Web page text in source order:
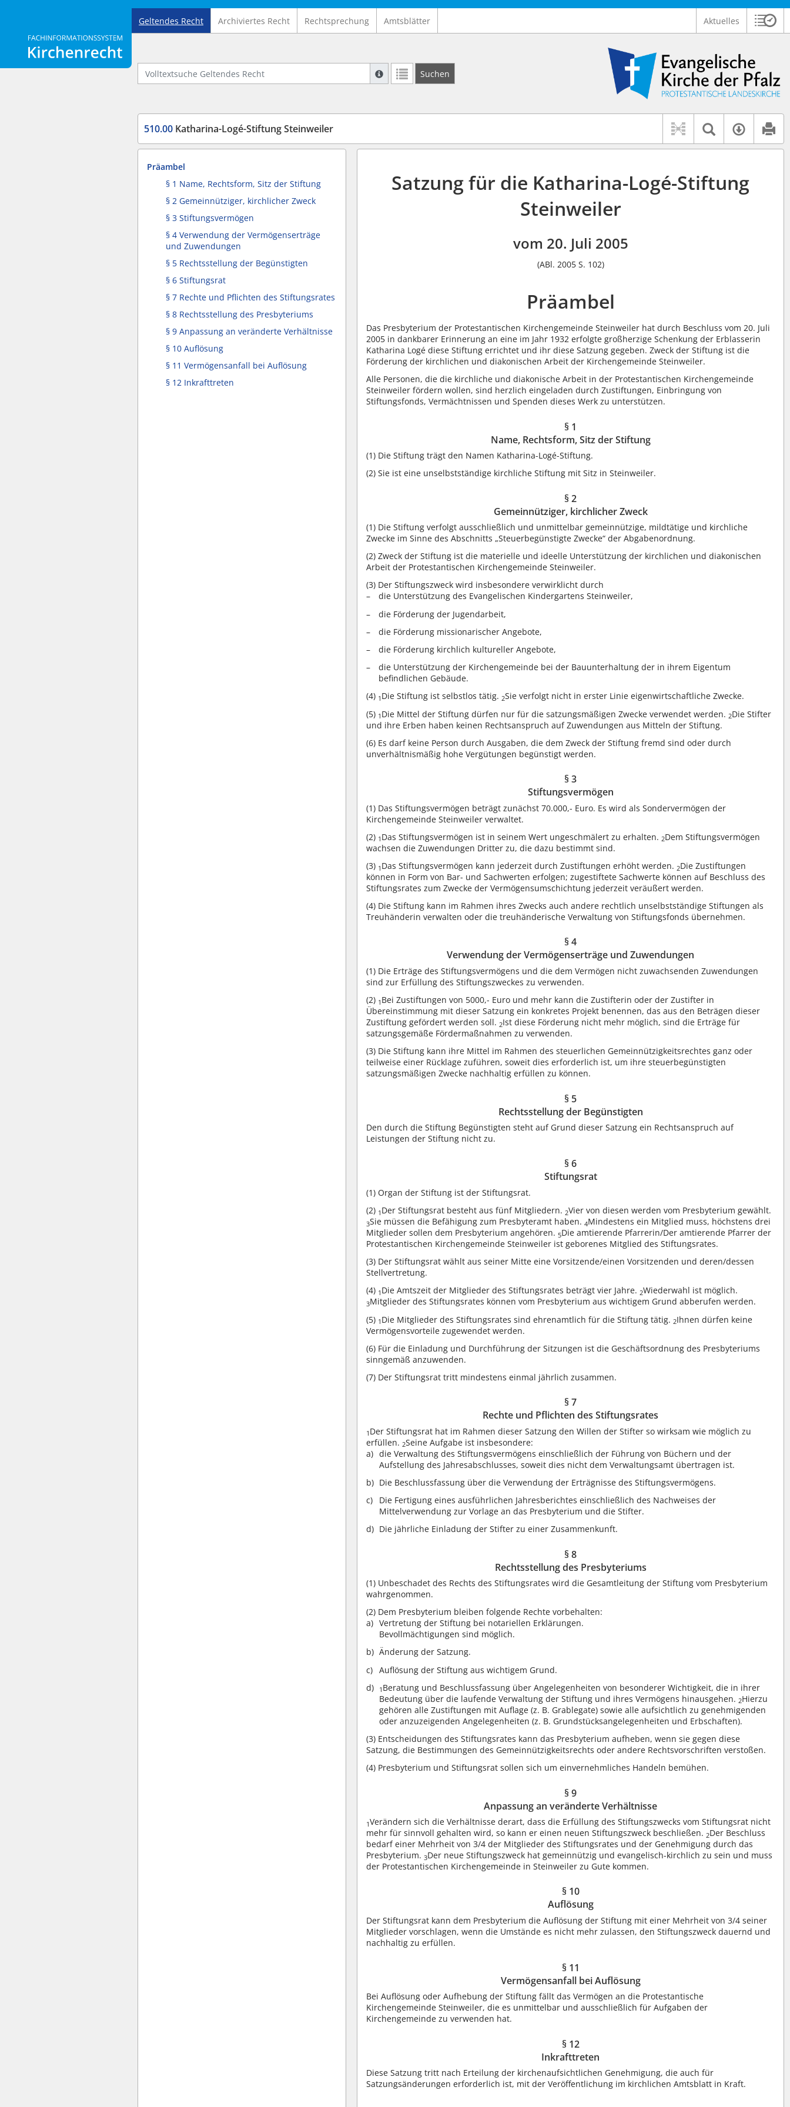
Logo Fachinformationssystem Kirchenrecht
Geltendes Recht Archiviertes Recht Rechtsprechung Amtsblätter Aktuelles
Volltextsuche Geltendes Recht
Suche mit Platzhalter "*", Bsp. Pfarrer*, findet auch: "Pfarrerinitiative" oder "Pfarrerausschuss".
Suchen
Logo Ev. Kirche der Pfalz
510.00 Katharina-Logé-Stiftung Steinweiler Textsuche
Präambel
§ 1 Name, Rechtsform, Sitz der Stiftung
§ 2 Gemeinnütziger, kirchlicher Zweck
§ 3 Stiftungsvermögen
§ 4 Verwendung der Vermögenserträge
und Zuwendungen
§ 5 Rechtsstellung der Begünstigten
§ 6 Stiftungsrat
§ 7 Rechte und Pflichten des Stiftungsrates
§ 8 Rechtsstellung des Presbyteriums
§ 9 Anpassung an veränderte Verhältnisse
§ 10 Auflösung
§ 11 Vermögensanfall bei Auflösung
§ 12 Inkrafttreten
Satzung für die Katharina-Logé-Stiftung
Steinweiler
vom 20. Juli 2005
(ABl. 2005 S. 102)
Präambel
Das Presbyterium der Protestantischen Kirchengemeinde Steinweiler hat durch Beschluss vom 20. Juli
2005 in dankbarer Erinnerung an eine im Jahr 1932 erfolgte großherzige Schenkung der Erblasserin
Katharina Logé diese Stiftung errichtet und ihr diese Satzung gegeben. Zweck der Stiftung ist die
Förderung der kirchlichen und diakonischen Arbeit der Kirchengemeinde Steinweiler.
Alle Personen, die die kirchliche und diakonische Arbeit in der Protestantischen Kirchengemeinde
Steinweiler fördern wollen, sind herzlich eingeladen durch Zustiftungen, Einbringung von
Stiftungsfonds, Vermächtnissen und Spenden dieses Werk zu unterstützen.
§ 1
Name, Rechtsform, Sitz der Stiftung
(1) Die Stiftung trägt den Namen Katharina-Logé-Stiftung.
(2) Sie ist eine unselbstständige kirchliche Stiftung mit Sitz in Steinweiler.
§ 2
Gemeinnütziger, kirchlicher Zweck
(1) Die Stiftung verfolgt ausschließlich und unmittelbar gemeinnützige, mildtätige und kirchliche
Zwecke im Sinne des Abschnitts „Steuerbegünstigte Zwecke“ der Abgabenordnung.
(2) Zweck der Stiftung ist die materielle und ideelle Unterstützung der kirchlichen und diakonischen
Arbeit der Protestantischen Kirchengemeinde Steinweiler.
(3) Der Stiftungszweck wird insbesondere verwirklicht durch
die Unterstützung des Evangelischen Kindergartens Steinweiler,
die Förderung der Jugendarbeit,
die Förderung missionarischer Angebote,
die Förderung kirchlich kultureller Angebote,
die Unterstützung der Kirchengemeinde bei der Bauunterhaltung der in ihrem Eigentum
befindlichen Gebäude.
(4) 1 Die Stiftung ist selbstlos tätig. 2Sie verfolgt nicht in erster Linie eigenwirtschaftliche Zwecke.
(5) 1 Die Mittel der Stiftung dürfen nur für die satzungsmäßigen Zwecke verwendet werden. 2Die Stifter
und ihre Erben haben keinen Rechtsanspruch auf Zuwendungen aus Mitteln der Stiftung.
(6) Es darf keine Person durch Ausgaben, die dem Zweck der Stiftung fremd sind oder durch
unverhältnismäßig hohe Vergütungen begünstigt werden.
§ 3
Stiftungsvermögen
(1) Das Stiftungsvermögen beträgt zunächst 70.000,- Euro. Es wird als Sondervermögen der
Kirchengemeinde Steinweiler verwaltet.
(2) 1 Das Stiftungsvermögen ist in seinem Wert ungeschmälert zu erhalten. 2Dem Stiftungsvermögen
wachsen die Zuwendungen Dritter zu, die dazu bestimmt sind.
(3) 1 Das Stiftungsvermögen kann jederzeit durch Zustiftungen erhöht werden. 2Die Zustiftungen
können in Form von Bar- und Sachwerten erfolgen; zugestiftete Sachwerte können auf Beschluss des
Stiftungsrates zum Zwecke der Vermögensumschichtung jederzeit veräußert werden.
(4) Die Stiftung kann im Rahmen ihres Zwecks auch andere rechtlich unselbstständige Stiftungen als
Treuhänderin verwalten oder die treuhänderische Verwaltung von Stiftungsfonds übernehmen.
§ 4
Verwendung der Vermögenserträge und Zuwendungen
(1) Die Erträge des Stiftungsvermögens und die dem Vermögen nicht zuwachsenden Zuwendungen
sind zur Erfüllung des Stiftungszweckes zu verwenden.
(2) 1 Bei Zustiftungen von 5000,- Euro und mehr kann die Zustifterin oder der Zustifter in
Übereinstimmung mit dieser Satzung ein konkretes Projekt benennen, das aus den Beträgen dieser
Zustiftung gefördert werden soll. 2Ist diese Förderung nicht mehr möglich, sind die Erträge für
satzungsgemäße Fördermaßnahmen zu verwenden.
(3) Die Stiftung kann ihre Mittel im Rahmen des steuerlichen Gemeinnützigkeitsrechtes ganz oder
teilweise einer Rücklage zuführen, soweit dies erforderlich ist, um ihre steuerbegünstigten
satzungsmäßigen Zwecke nachhaltig erfüllen zu können.
§ 5
Rechtsstellung der Begünstigten
Den durch die Stiftung Begünstigten steht auf Grund dieser Satzung ein Rechtsanspruch auf
Leistungen der Stiftung nicht zu.
§ 6
Stiftungsrat
(1) Organ der Stiftung ist der Stiftungsrat.
(2) 1 Der Stiftungsrat besteht aus fünf Mitgliedern. 2Vier von diesen werden vom Presbyterium gewählt.
3Sie müssen die Befähigung zum Presbyteramt haben.4Mindestens ein Mitglied muss, höchstens drei
Mitglieder sollen dem Presbyterium angehören. 5Die amtierende Pfarrerin/Der amtierende Pfarrer der
Protestantischen Kirchengemeinde Steinweiler ist geborenes Mitglied des Stiftungsrates.
(3) Der Stiftungsrat wählt aus seiner Mitte eine Vorsitzende/einen Vorsitzenden und deren/dessen
Stellvertretung.
(4) 1 Die Amtszeit der Mitglieder des Stiftungsrates beträgt vier Jahre. 2Wiederwahl ist möglich.
3Mitglieder des Stiftungsrates können vom Presbyterium aus wichtigem Grund abberufen werden.
(5) 1 Die Mitglieder des Stiftungsrates sind ehrenamtlich für die Stiftung tätig. 2Ihnen dürfen keine
Vermögensvorteile zugewendet werden.
(6) Für die Einladung und Durchführung der Sitzungen ist die Geschäftsordnung des Presbyteriums
sinngemäß anzuwenden.
(7) Der Stiftungsrat tritt mindestens einmal jährlich zusammen.
§ 7
Rechte und Pflichten des Stiftungsrates
1 Der Stiftungsrat hat im Rahmen dieser Satzung den Willen der Stifter so wirksam wie möglich zu
erfüllen. 2Seine Aufgabe ist insbesondere:
die Verwaltung des Stiftungsvermögens einschließlich der Führung von Büchern und der
Aufstellung des Jahresabschlusses, soweit dies nicht dem Verwaltungsamt übertragen ist.
Die Beschlussfassung über die Verwendung der Erträgnisse des Stiftungsvermögens.
Die Fertigung eines ausführlichen Jahresberichtes einschließlich des Nachweises der
Mittelverwendung zur Vorlage an das Presbyterium und die Stifter.
Die jährliche Einladung der Stifter zu einer Zusammenkunft.
§ 8
Rechtsstellung des Presbyteriums
(1) Unbeschadet des Rechts des Stiftungsrates wird die Gesamtleitung der Stiftung vom Presbyterium
wahrgenommen.
(2) Dem Presbyterium bleiben folgende Rechte vorbehalten:
Vertretung der Stiftung bei notariellen Erklärungen.
Bevollmächtigungen sind möglich.
Änderung der Satzung.
Auflösung der Stiftung aus wichtigem Grund.
1 Beratung und Beschlussfassung über Angelegenheiten von besonderer Wichtigkeit, die in ihrer
Bedeutung über die laufende Verwaltung der Stiftung und ihres Vermögens hinausgehen. 2Hierzu
gehören alle Zustiftungen mit Auflage (z. B. Grablegate) sowie alle aufsichtlich zu genehmigenden
oder anzuzeigenden Angelegenheiten (z. B. Grundstücksangelegenheiten und Erbschaften).
(3) Entscheidungen des Stiftungsrates kann das Presbyterium aufheben, wenn sie gegen diese
Satzung, die Bestimmungen des Gemeinnützigkeitsrechts oder andere Rechtsvorschriften verstoßen.
(4) Presbyterium und Stiftungsrat sollen sich um einvernehmliches Handeln bemühen.
§ 9
Anpassung an veränderte Verhältnisse
1Verändern sich die Verhältnisse derart, dass die Erfüllung des Stiftungszwecks vom Stiftungsrat nicht
mehr für sinnvoll gehalten wird, so kann er einen neuen Stiftungszweck beschließen. 2Der Beschluss
bedarf einer Mehrheit von 3/4 der Mitglieder des Stiftungsrates und der Genehmigung durch das
Presbyterium.3Der neue Stiftungszweck hat gemeinnützig und evangelisch-kirchlich zu sein und muss
der Protestantischen Kirchengemeinde in Steinweiler zu Gute kommen.
§ 10
Auflösung
Der Stiftungsrat kann dem Presbyterium die Auflösung der Stiftung mit einer Mehrheit von 3/4 seiner
Mitglieder vorschlagen, wenn die Umstände es nicht mehr zulassen, den Stiftungszweck dauernd und
nachhaltig zu erfüllen.
§ 11
Vermögensanfall bei Auflösung
Bei Auflösung oder Aufhebung der Stiftung fällt das Vermögen an die Protestantische
Kirchengemeinde Steinweiler, die es unmittelbar und ausschließlich für Aufgaben der
Kirchengemeinde zu verwenden hat.
§ 12
Inkrafttreten
Diese Satzung tritt nach Erteilung der kirchenaufsichtlichen Genehmigung, die auch für
Satzungsänderungen erforderlich ist, mit der Veröffentlichung im kirchlichen Amtsblatt in Kraft.